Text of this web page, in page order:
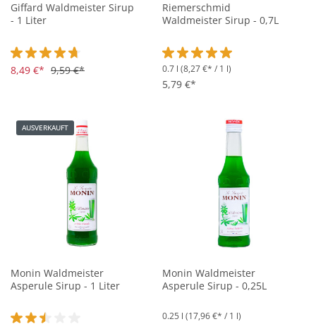
Giffard Waldmeister Sirup
- 1 Liter
Durchschnittliche Bewertung von 4.7 von 5 Sternen
8,49 €* 9,59 €*
Riemerschmid
Waldmeister Sirup - 0,7L
Durchschnittliche Bewertung
0.7 l (8,27 €* / 1 l)
5,79 €*
AUSVERKAUFT
Monin Waldmeister
Asperule Sirup - 1 Liter
Monin Waldmeister
Asperule Sirup - 0,25L
0.25 l (17,96 €* / 1 l)